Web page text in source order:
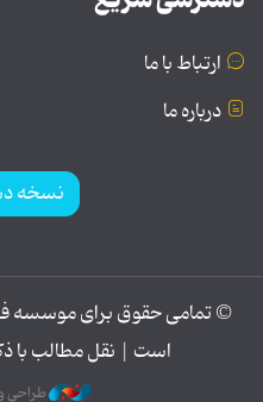
ارتباط با ما
درباره ما
نسخه
© تمامی حقوق برای موسسه
است | نقل مطالب با
طراحی